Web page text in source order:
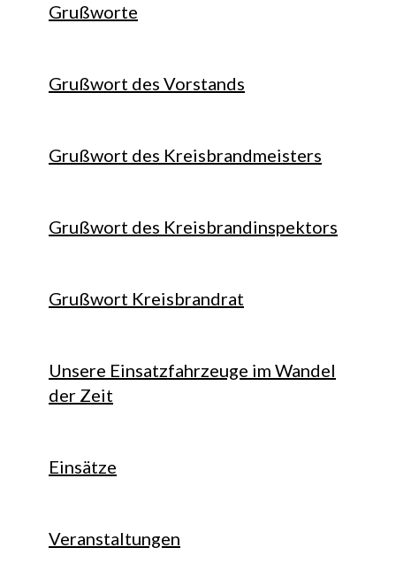
Grußworte
Grußwort des Vorstands
Grußwort des Kreisbrandmeisters
Grußwort des Kreisbrandinspektors
Grußwort Kreisbrandrat
Unsere Einsatzfahrzeuge im Wandel
der Zeit
Einsätze
Veranstaltungen